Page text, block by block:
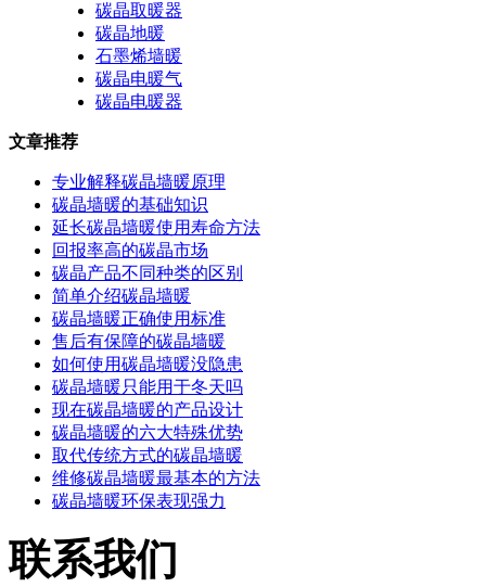
碳晶取暖器
碳晶地暖
石墨烯墙暖
碳晶电暖气
碳晶电暖器
文章推荐
专业解释碳晶墙暖原理
碳晶墙暖的基础知识
延长碳晶墙暖使用寿命方法
回报率高的碳晶市场
碳晶产品不同种类的区别
简单介绍碳晶墙暖
碳晶墙暖正确使用标准
售后有保障的碳晶墙暖
如何使用碳晶墙暖没隐患
碳晶墙暖只能用于冬天吗
现在碳晶墙暖的产品设计
碳晶墙暖的六大特殊优势
取代传统方式的碳晶墙暖
维修碳晶墙暖最基本的方法
碳晶墙暖环保表现强力
联系我们